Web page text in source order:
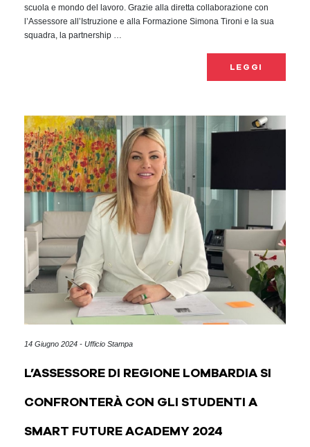
scuola e mondo del lavoro. Grazie alla diretta collaborazione con
l’Assessore all’Istruzione e alla Formazione Simona Tironi e la sua
squadra, la partnership …
LEGGI
14 Giugno 2024 - Ufficio Stampa
L’ASSESSORE DI REGIONE LOMBARDIA SI
CONFRONTERÀ CON GLI STUDENTI A
SMART FUTURE ACADEMY 2024